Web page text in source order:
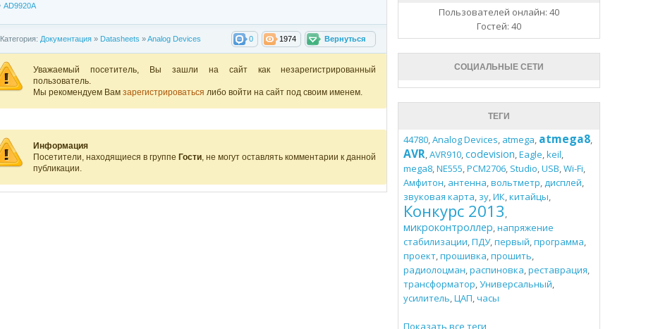
AD9920A
Вернуться
1974
0
Категория: Документация» Datasheets »Analog Devices
Уважаемый посетитель, Вы зашли на сайт как незарегистрированный
пользователь.
Мы рекомендуем Вам зарегистрироваться либо войти на сайт под своим именем.
Информация
Посетители, находящиеся в группе Гости, не могут оставлять комментарии к данной
публикации.
Пользователей онлайн: 40
Гостей: 40
СОЦИАЛЬНЫЕ СЕТИ
ТЕГИ
44780,Analog Devices, atmega, atmega8,
AVR,AVR910,codevision,Eagle,keil,
mega8,NE555,PCM2706, Studio,USB,Wi-Fi,
Амфитон, антенна,вольтметр,дисплей,
звуковая карта, зу,ИК,китайцы,
Конкурс 2013,
микроконтроллер,напряжение
стабилизации,ПДУ,первый,программа,
проект,прошивка,прошить,
радиолоцман,распиновка,реставрация,
трансформатор,Универсальный,
усилитель,ЦАП,часы